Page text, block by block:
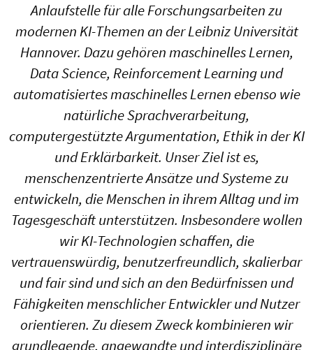
Anlaufstelle für alle Forschungsarbeiten zu
modernen KI-Themen an der Leibniz Universität
Hannover. Dazu gehören maschinelles Lernen,
Data Science, Reinforcement Learning und
automatisiertes maschinelles Lernen ebenso wie
natürliche Sprachverarbeitung,
computergestützte Argumentation, Ethik in der KI
und Erklärbarkeit. Unser Ziel ist es,
menschenzentrierte Ansätze und Systeme zu
entwickeln, die Menschen in ihrem Alltag und im
Tagesgeschäft unterstützen. Insbesondere wollen
wir KI-Technologien schaffen, die
vertrauenswürdig, benutzerfreundlich, skalierbar
und fair sind und sich an den Bedürfnissen und
Fähigkeiten menschlicher Entwickler und Nutzer
orientieren. Zu diesem Zweck kombinieren wir
grundlegende, angewandte und interdisziplinäre